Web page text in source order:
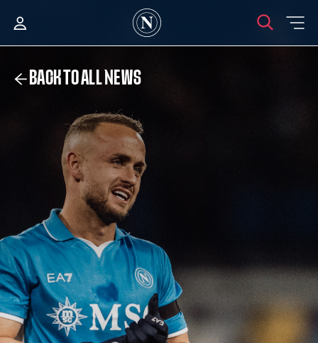
BACK TO ALL NEWS